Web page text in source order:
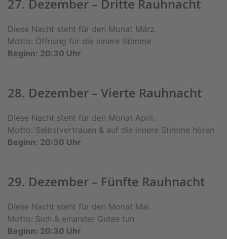
27. Dezember – Dritte Rauhnacht
Diese Nacht steht für den Monat März.
Motto: Öffnung für die innere Stimme
Beginn: 20:30 Uhr
28. Dezember – Vierte Rauhnacht
Diese Nacht steht für den Monat April.
Motto: Selbstvertrauen & auf die innere Stimme hören
Beginn: 20:30 Uhr
29. Dezember – Fünfte Rauhnacht
Diese Nacht steht für den Monat Mai.
Motto: Sich & einander Gutes tun
Beginn: 20:30 Uhr